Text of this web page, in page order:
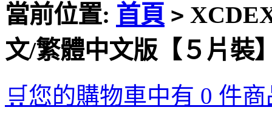
當前位置: 首頁 >
文/繁體中文版【５片裝
🛒您的購物車中有 0 件